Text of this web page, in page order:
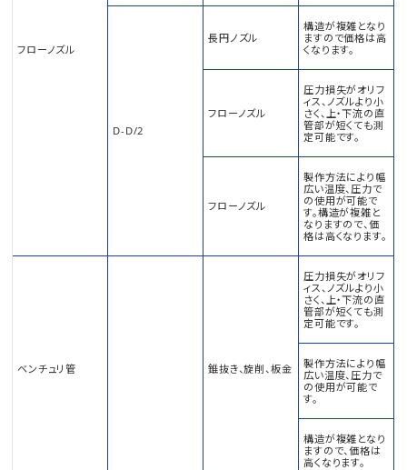
フローノズル
D-D/2
長円ノズル
構造が複雑となり
ますので価格は高
くなります。
フローノズル
圧力損失がオリフ
ィス、ノズルより小
さく、上・下流の直
管部が短くても測
定可能です。
フローノズル
製作方法により幅
広い温度、圧力で
の使用が可能で
す。構造が複雑と
なりますので、価
格は高くなります。
ベンチュリ管 錐抜き、旋削、板金
圧力損失がオリフ
ィス、ノズルより小
さく、上・下流の直
管部が短くても測
定可能です。
製作方法により幅
広い温度、圧力で
の使用が可能で
す。
構造が複雑となり
ますので、価格は
高くなります。